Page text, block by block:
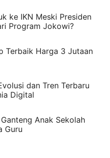
ke IKN Meski Presiden
Program Jokowi?
Terbaik Harga 3 Jutaan
dan Tren Terbaru
Digital
Anak Sekolah
Guru